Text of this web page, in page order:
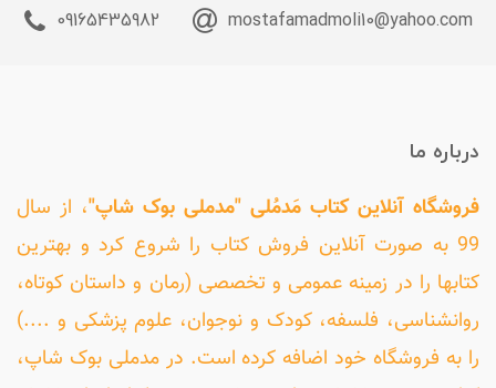
mostafamadmoli10@yahoo.com
09165435982
درباره ما
فروشگاه آنلاین کتاب مَدمُلی "مدملی بوک شاپ"، از سال
99 به صورت آنلاین فروش کتاب را شروع کرد و بهترین
کتابها را در زمینه عمومی و تخصصی (رمان و داستان کوتاه،
روانشناسی، فلسفه، کودک و نوجوان، علوم پزشکی و ....)
را به فروشگاه خود اضافه کرده است. در مدملی بوک شاپ،